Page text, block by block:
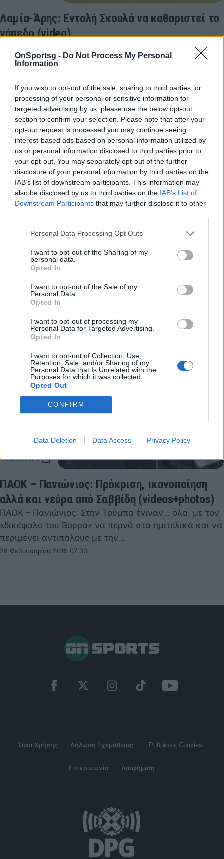
OnSportsg - Do Not Process My Personal
Information
If you wish to opt-out of the sale, sharing to third parties, or
processing of your personal or sensitive information for
targeted advertising by us, please use the below opt-out
section to confirm your selection. Please note that after your
opt-out request is processed you may continue seeing
interest-based ads based on personal information utilized by
us or personal information disclosed to third parties prior to
your opt-out. You may separately opt-out of the further
disclosure of your personal information by third parties on the
IAB’s list of downstream participants. This information may
also be disclosed by us to third parties on the IAB’s List of
Downstream Participants that may further disclose it to other
Personal Data Processing Opt Outs
I want to opt-out of the Sharing of my
personal data.
Opted In
I want to opt-out of the Sale of my
Personal Data.
Opted In
I want to opt-out of processing my
Personal Data for Targeted Advertising.
Opted In
I want to opt-out of Collection, Use,
Retention, Sale, and/or Sharing of my
Personal Data that Is Unrelated with the
Purposes for which it was collected.
Opted Out
CONFIRM
Data Deletion Data Access Privacy Policy
Λαμία-Άρης: Εντολή Σκουλά να καθαριστεί το
γήπεδο (video)
Ο Μανώλης Σκουλάς έλεγξε τον αγωνιστικό χώρο
πριν το Λαμία-Άρης.
UEFA: Παραμένει στην elite ο Σιδηρόπουλος,
άνοδος για Παπαδόπουλο
Οι πίνακες για το πρώτο μισό της σεζόν 2020-21 της
επιτροπής διαιτησίας της UEFA.
ΠΑΟΚ – Πανιώνιος: Πρόκριση, ικανοποίηση
αλλά και νεύρα από Σαββίδη (videos+photos)
ΠΑΟΚ – Πανιώνιος: Στην Τούμπα έγιναν… όλα, με τον
«δικέφαλο του Βορρά» να περνά στα ημιτελικά και να
περιμένει αντιπάλους με την…
28 Φεβρουαρίου 2019 07:33
Όροι Χρήσης Δήλωση Εχεμύθειας Ρυθμίσεις Cookies
Επικοινωνία Διαφήμιση